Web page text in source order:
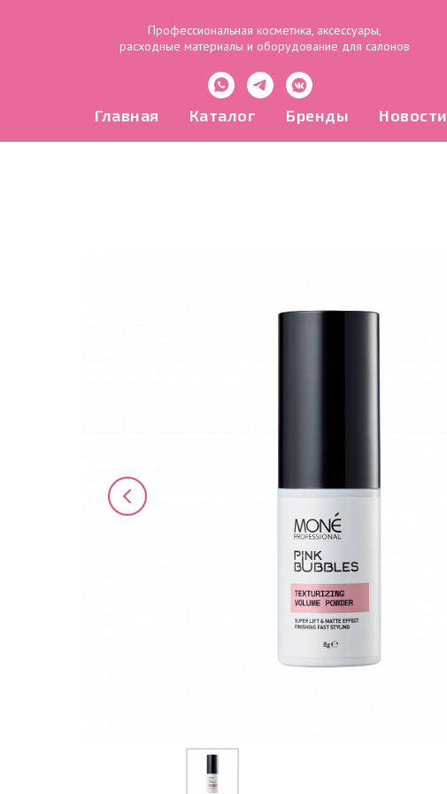
Профессиональная косметика, аксессуары,
расходные материалы и оборудование для салонов
Главная Каталог Бренды Новости